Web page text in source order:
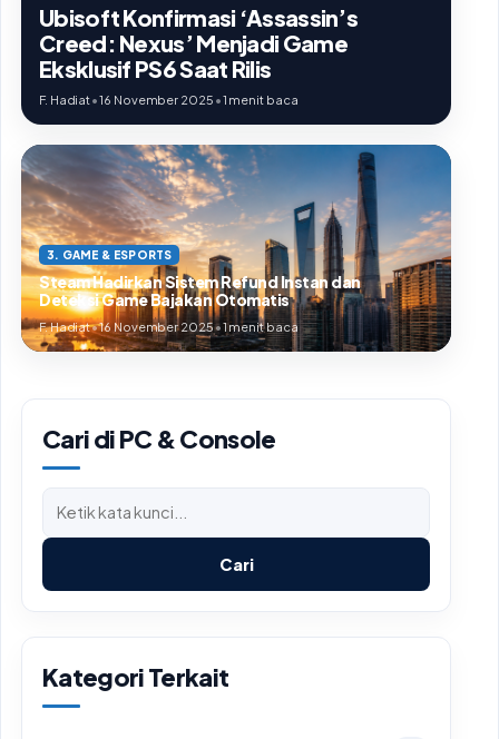
Ubisoft Konfirmasi ‘Assassin’s
Creed: Nexus’ Menjadi Game
Eksklusif PS6 Saat Rilis
F. Hadiat•16 November 2025 •1 menit baca
3. GAME & ESPORTS
Steam Hadirkan Sistem Refund Instan dan
Deteksi Game Bajakan Otomatis
F. Hadiat•16 November 2025•1 menit baca
Cari di PC & Console
Cari
Kategori Terkait